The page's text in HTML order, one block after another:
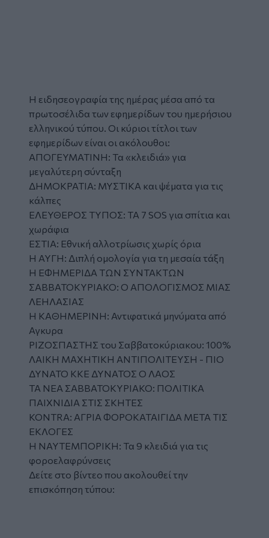
Η ειδησεογραφία της ημέρας μέσα από τα
πρωτοσέλιδα των εφημερίδων του ημερήσιου
ελληνικού τύπου. Οι κύριοι τίτλοι των
εφημερίδων είναι οι ακόλουθοι:
ΑΠΟΓΕΥΜΑΤΙΝΗ: Τα «κλειδιά» για
μεγαλύτερη σύνταξη
ΔΗΜΟΚΡΑΤΙΑ: ΜΥΣΤΙΚΑ και ψέματα για τις
κάλπες
ΕΛΕΥΘΕΡΟΣ ΤΥΠΟΣ: ΤΑ 7 SOS για σπίτια και
χωράφια
ΕΣΤΙΑ: Εθνική αλλοτρίωσις χωρίς όρια
Η ΑΥΓΗ: Διπλή ομολογία για τη μεσαία τάξη
Η ΕΦΗΜΕΡΙΔΑ ΤΩΝ ΣΥΝΤΑΚΤΩΝ
ΣΑΒΒΑΤΟΚΥΡΙΑΚΟ: Ο ΑΠΟΛΟΓΙΣΜΟΣ ΜΙΑΣ
ΛΕΗΛΑΣΙΑΣ
Η ΚΑΘΗΜΕΡΙΝΗ: Αντιφατικά μηνύματα από
Αγκυρα
ΡΙΖΟΣΠΑΣΤΗΣ του Σαββατοκύριακου: 100%
ΛΑΙΚΗ ΜΑΧΗΤΙΚΗ ΑΝΤΙΠΟΛΙΤΕΥΣΗ - ΠΙΟ
ΔΥΝΑΤΟ ΚΚΕ ΔΥΝΑΤΟΣ Ο ΛΑΟΣ
TA NEA ΣΑΒΒΑΤΟΚΥΡΙΑΚΟ: ΠΟΛΙΤΙΚΑ
ΠΑΙΧΝΙΔΙΑ ΣΤΙΣ ΣΚΗΤΕΣ
KONTRA: ΑΓΡΙΑ ΦΟΡΟΚΑΤΑΙΓΙΔΑ ΜΕΤΑ ΤΙΣ
ΕΚΛΟΓΕΣ
Η ΝΑΥΤΕΜΠΟΡΙΚΗ: Τα 9 κλειδιά για τις
φοροελαφρύνσεις
Δείτε στο βίντεο που ακολουθεί την
επισκόπηση τύπου: